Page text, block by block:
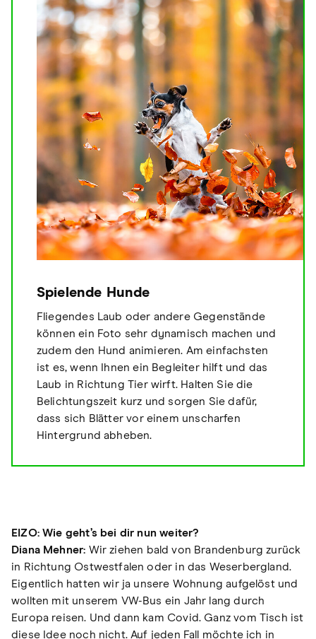
Spielende Hunde
Fliegendes Laub oder andere Gegenstände
können ein Foto sehr dynamisch machen und
zudem den Hund animieren. Am einfachsten
ist es, wenn Ihnen ein Begleiter hilft und das
Laub in Richtung Tier wirft. Halten Sie die
Belichtungszeit kurz und sorgen Sie dafür,
dass sich Blätter vor einem unscharfen
Hintergrund abheben.
EIZO: Wie geht’s bei dir nun weiter?
Diana Mehner: Wir ziehen bald von Brandenburg zurück
in Richtung Ostwestfalen oder in das Weserbergland.
Eigentlich hatten wir ja unsere Wohnung aufgelöst und
wollten mit unserem VW-Bus ein Jahr lang durch
Europa reisen. Und dann kam Covid. Ganz vom Tisch ist
diese Idee noch nicht. Auf jeden Fall möchte ich in